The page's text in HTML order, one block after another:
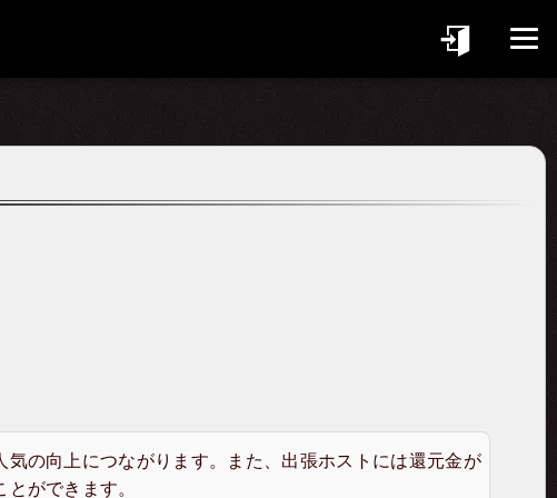
の向上につながります。また、出張ホストには還元金が
ができます。